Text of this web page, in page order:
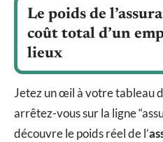
Le poids de
coût total d’un
lieux
Jetez un œil à votre tableau
arrêtez-vous sur la ligne
découvre le poids réel de l’